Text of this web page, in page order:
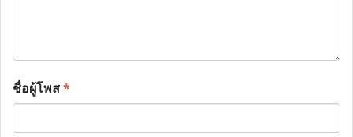
ชื่อผู้โพส*